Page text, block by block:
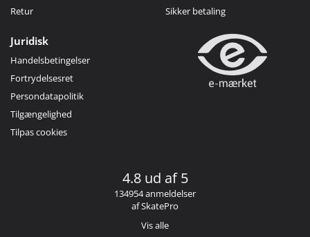
Retur
Sikker betaling
Juridisk
Handelsbetingelser
Fortrydelsesret
Persondatapolitik
Tilgængelighed
Tilpas cookies
4.8 ud af 5
134954 anmeldelser
af SkatePro
Vis alle